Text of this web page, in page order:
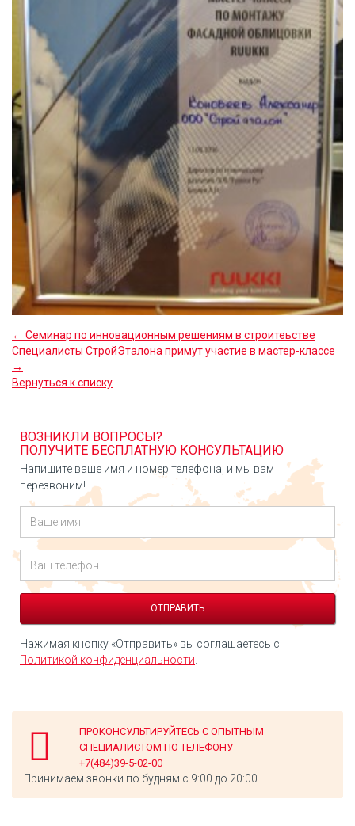
← Cеминар по инновационным решениям в строитеьстве
Специалисты СтройЭталона примут участие в мастер-классе
→
Вернуться к списку
ВОЗНИКЛИ ВОПРОСЫ?
ПОЛУЧИТЕ БЕСПЛАТНУЮ КОНСУЛЬТАЦИЮ
Напишите ваше имя и номер телефона, и мы вам
перезвоним!
Нажимая кнопку «Отправить» вы соглашаетесь с
Политикой конфиденциальности
ПРОКОНСУЛЬТИРУЙТЕСЬ С ОПЫТНЫМ
СПЕЦИАЛИСТОМ ПО ТЕЛЕФОНУ
+7(484)39-5-02-00
Принимаем звонки по будням с 9:00 до 20:00